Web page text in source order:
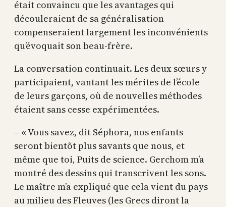
était convaincu que les avantages qui
découleraient de sa généralisation
compenseraient largement les inconvénients
qu’évoquait son beau-frère.
La conversation continuait. Les deux sœurs y
participaient, vantant les mérites de l’école
de leurs garçons, où de nouvelles méthodes
étaient sans cesse expérimentées.
– « Vous savez, dit Séphora, nos enfants
seront bientôt plus savants que nous, et
même que toi, Puits de science. Gerchom m’a
montré des dessins qui transcrivent les sons.
Le maître m’a expliqué que cela vient du pays
au milieu des Fleuves (les Grecs diront la